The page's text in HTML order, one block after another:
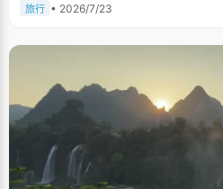
旅行 • 2026/7/23